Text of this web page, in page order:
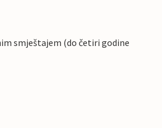
smještajem (do četiri godine